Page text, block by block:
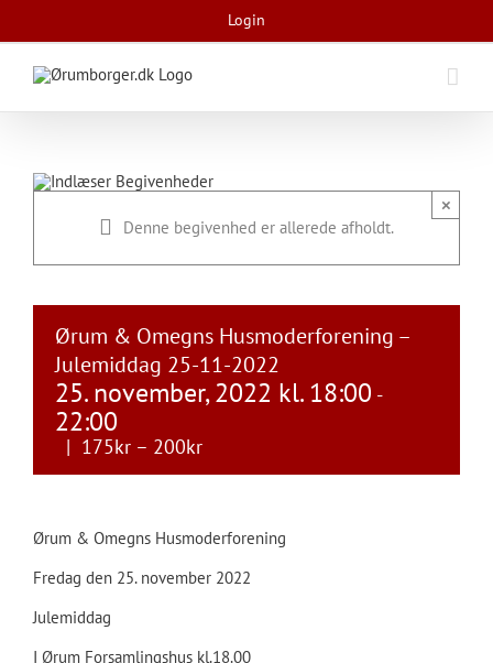
content
Login
Denne begivenhed er allerede afholdt.
×
Ørum & Omegns Husmoderforening –
Julemiddag 25-11-2022
25. november, 2022 kl. 18:00 -
22:00
| 175kr – 200kr
Ørum & Omegns Husmoderforening
Fredag den 25. november 2022
Julemiddag
I Ørum Forsamlingshus kl.18.00